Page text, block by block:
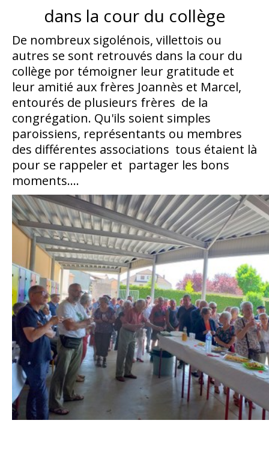
dans la cour du collège
De nombreux sigolénois, villettois ou
autres se sont retrouvés dans la cour du
collège por témoigner leur gratitude et
leur amitié aux frères Joannès et Marcel,
entourés de plusieurs frères de la
congrégation. Qu'ils soient simples
paroissiens, représentants ou membres
des différentes associations tous étaient là
pour se rappeler et partager les bons
moments....